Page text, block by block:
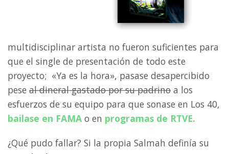
multidisciplinar artista no fueron suficientes para
que el single de presentación de todo este
proyecto; «Ya es la hora», pasase desapercibido
pese al dineral gastado por su padrino a los
esfuerzos de su equipo para que sonase en Los 40,
bailase en FAMA o en programas de RTVE.
¿Qué pudo fallar? Si la propia Salmah definía su